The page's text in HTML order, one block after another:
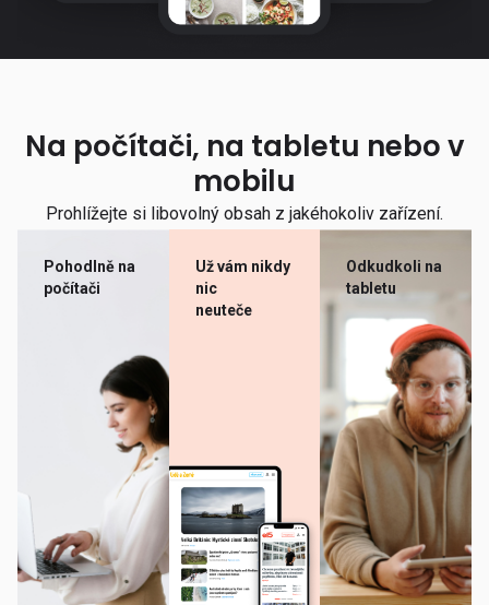
Na počítači, na tabletu nebo v
mobilu
Prohlížejte si libovolný obsah z jakéhokoliv zařízení.
Pohodlně na
počítači
Už vám nikdy
nic
neuteče
Odkudkoli na
tabletu